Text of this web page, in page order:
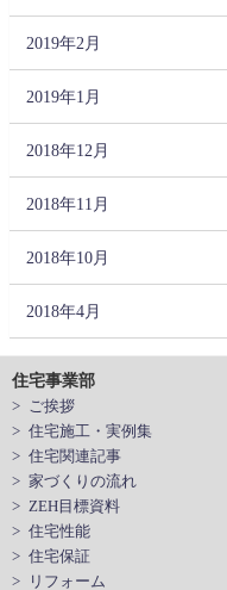
2019年2月
2019年1月
2018年12月
2018年11月
2018年10月
2018年4月
住宅事業部
> ご挨拶
> 住宅施工・実例集
> 住宅関連記事
> 家づくりの流れ
> ZEH目標資料
> 住宅性能
> 住宅保証
> リフォーム